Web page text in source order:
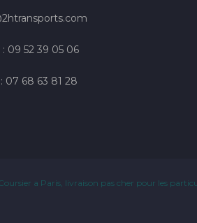
09 52 39 05 06
07 68 63 81 28
a Paris, livraison pas cher pour les